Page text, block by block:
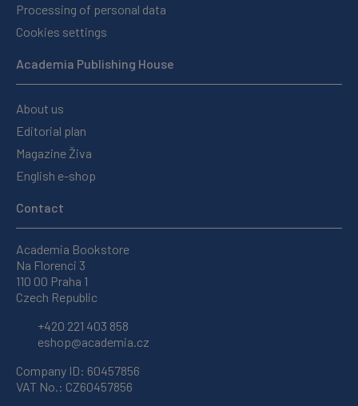
Processing of personal data
Cookies settings
Academia Publishing House
About us
Editorial plan
Magazine Živa
English e-shop
Contact
Academia Bookstore
Na Florenci 3
110 00 Praha 1
Czech Republic
+420 221 403 858
eshop@academia.cz
Company ID: 60457856
VAT No.: CZ60457856